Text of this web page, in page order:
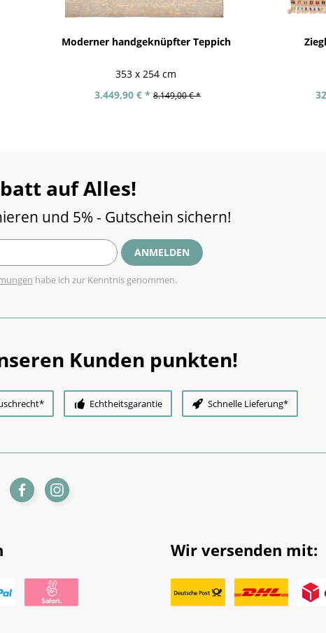
Moderner handgeknüpfter Teppich
353 x 254 cm
3.449,90 € * 8.149,00 € *
auf Alles!
und 5% - Gutschein sichern!
ANMELDEN
habe ich zur Kenntnis genommen.
Kunden punkten!
Echtheitsgarantie Schnelle Lieferung*
Wir versenden mit: